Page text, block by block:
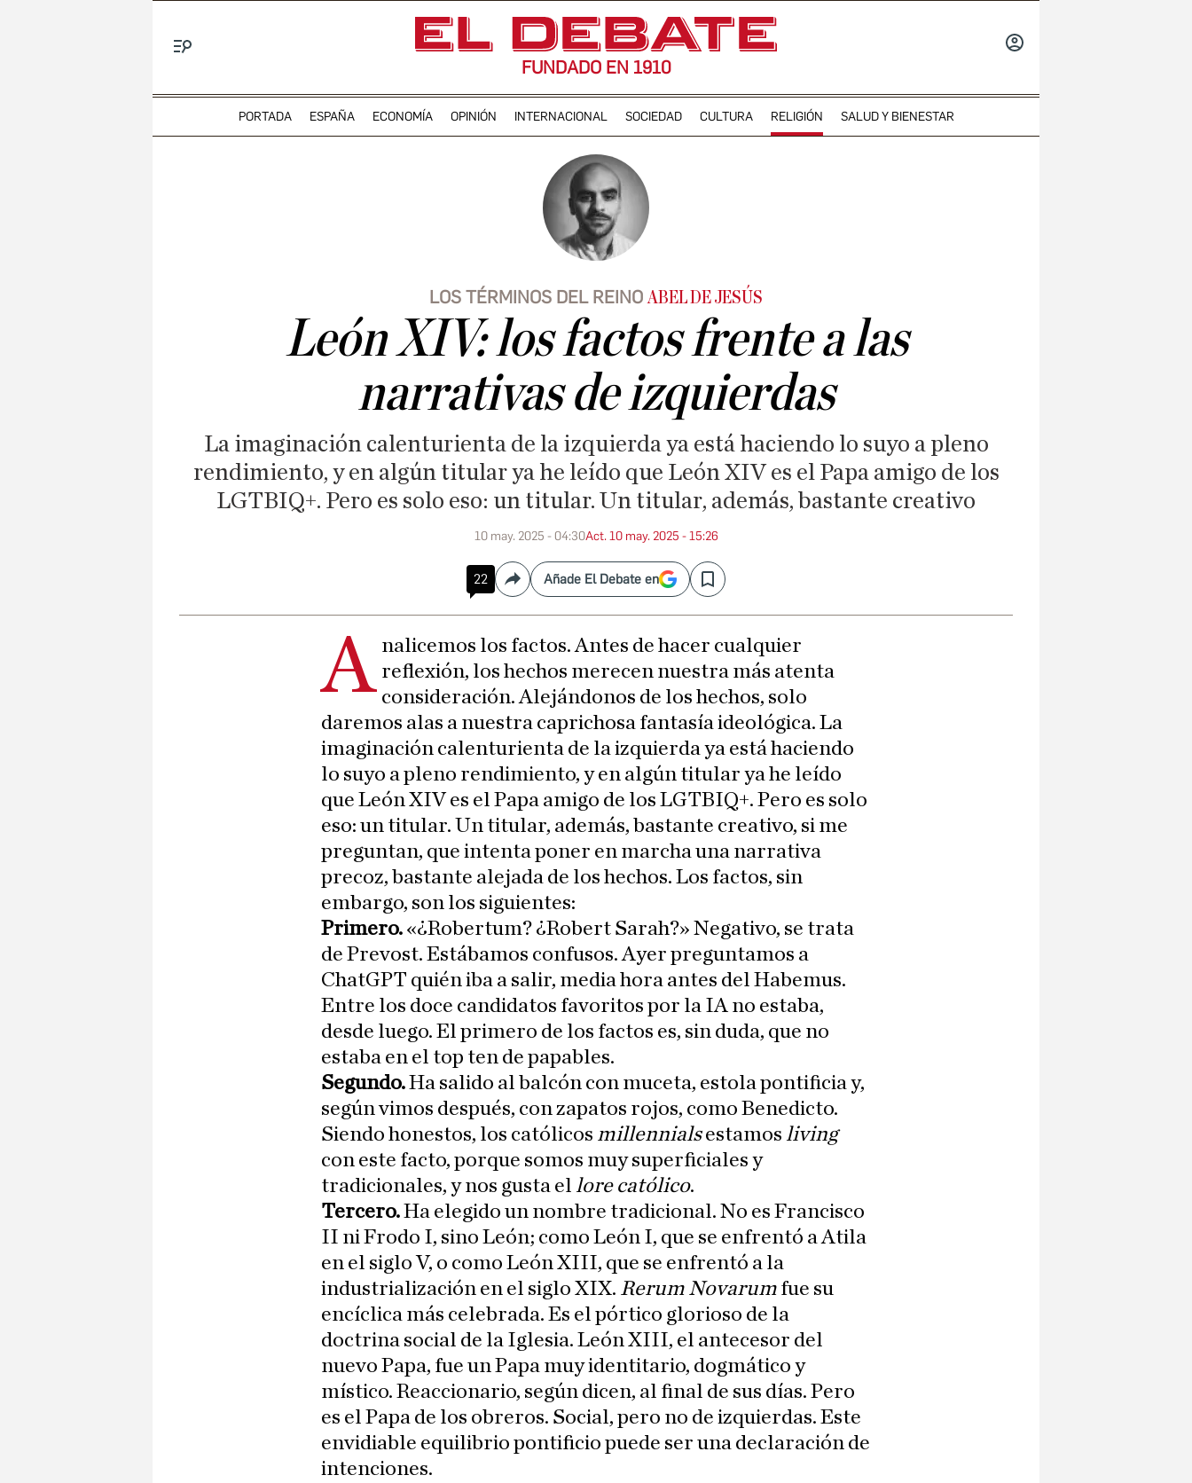
FUNDADO EN 1910
PORTADA ESPAÑA ECONOMÍA OPINIÓN INTERNACIONAL SOCIEDAD CULTURA RELIGIÓN SALUD Y BIENESTAR
LOS TÉRMINOS DEL REINO ABEL DE JESÚS
León XIV: los factos frente a las
narrativas de izquierdas
La imaginación calenturienta de la izquierda ya está haciendo lo suyo a pleno
rendimiento, y en algún titular ya he leído que León XIV es el Papa amigo de los
LGTBIQ+. Pero es solo eso: un titular. Un titular, además, bastante creativo
10 may. 2025 - 04:30Act. 10 may. 2025 - 15:26
22 CompartirAñade El Debate en Save
A nalicemos los factos. Antes de hacer cualquier
reflexión, los hechos merecen nuestra más atenta
consideración. Alejándonos de los hechos, solo
daremos alas a nuestra caprichosa fantasía ideológica. La
imaginación calenturienta de la izquierda ya está haciendo
lo suyo a pleno rendimiento, y en algún titular ya he leído
que León XIV es el Papa amigo de los LGTBIQ+. Pero es solo
eso: un titular. Un titular, además, bastante creativo, si me
preguntan, que intenta poner en marcha una narrativa
precoz, bastante alejada de los hechos. Los factos, sin
embargo, son los siguientes:
Primero. «¿Robertum? ¿Robert Sarah?» Negativo, se trata
de Prevost. Estábamos confusos. Ayer preguntamos a
ChatGPT quién iba a salir, media hora antes del Habemus.
Entre los doce candidatos favoritos por la IA no estaba,
desde luego. El primero de los factos es, sin duda, que no
estaba en el top ten de papables.
Segundo.Ha salido al balcón con muceta, estola pontificia y,
según vimos después, con zapatos rojos, como Benedicto.
Siendo honestos, los católicos millennialsestamos living
con este facto, porque somos muy superficiales y
tradicionales, y nos gusta el lore católico.
Tercero.Ha elegido un nombre tradicional. No es Francisco
II ni Frodo I, sino León; como León I, que se enfrentó a Atila
en el siglo V, o como León XIII, que se enfrentó a la
industrialización en el siglo XIX. Rerum Novarum fue su
encíclica más celebrada. Es el pórtico glorioso de la
doctrina social de la Iglesia. León XIII, el antecesor del
nuevo Papa, fue un Papa muy identitario, dogmático y
místico. Reaccionario, según dicen, al final de sus días. Pero
es el Papa de los obreros. Social, pero no de izquierdas. Este
envidiable equilibrio pontificio puede ser una declaración de
intenciones.